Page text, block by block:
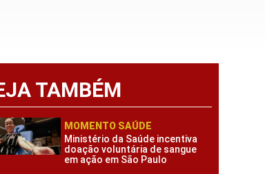
TAMBÉM
MOMENTO SAÚDE
Ministério da Saúde incentiva
doação voluntária de sangue
em ação em São Paulo